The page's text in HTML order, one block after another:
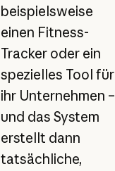
beispielsweise
einen Fitness-
Tracker oder ein
spezielles Tool für
ihr Unternehmen –
und das System
erstellt dann
tatsächliche,